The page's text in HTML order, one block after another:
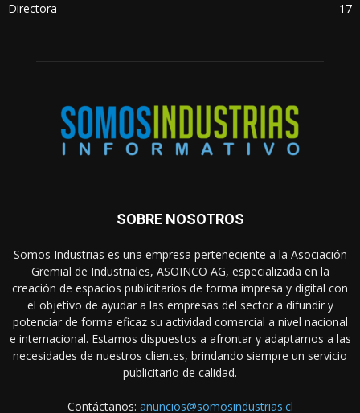
Directora
17
SOBRE NOSOTROS
Somos Industrias es una empresa perteneciente a la Asociación
Gremial de Industriales, ASOINCO AG, especializada en la
creación de espacios publicitarios de forma impresa y digital con
el objetivo de ayudar a las empresas del sector a difundir y
potenciar de forma eficaz su actividad comercial a nivel nacional
e internacional. Estamos dispuestos a afrontar y adaptarnos a las
necesidades de nuestros clientes, brindando siempre un servicio
publicitario de calidad.
Contáctanos: anuncios@somosindustrias.cl